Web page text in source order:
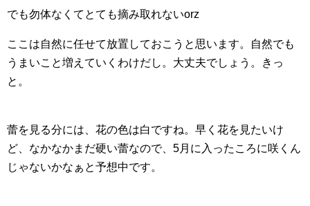
でも勿体なくてとても摘み取れないorz
ここは自然に任せて放置しておこうと思います。自然でも
うまいこと増えていくわけだし。大丈夫でしょう。きっ
と。
蕾を見る分には、花の色は白ですね。早く花を見たいけ
ど、なかなかまだ硬い蕾なので、5月に入ったころに咲くん
じゃないかなぁと予想中です。